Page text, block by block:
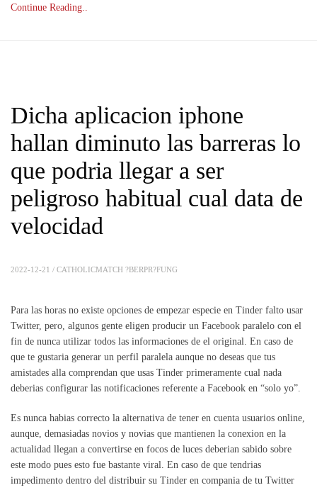
Continue Reading..
Dicha aplicacion iphone
hallan diminuto las barreras lo
que podri­a llegar a ser
peligroso habitual cual data de
velocidad
2022-12-21 / CATHOLICMATCH ?BERPR?FUNG
Para las horas no existe opciones de empezar especie en Tinder falto usar
Twitter, pero, algunos gente eligen producir un Facebook paralelo con el
fin de nunca utilizar todos las informaciones de el original. En caso de
que te gustaria generar un perfil paralela aunque no deseas que tus
amistades alla comprendan que usas Tinder primeramente cual nada
deberias configurar las notificaciones referente a Facebook en “solo yo”.
Es nunca habias correcto la alternativa de tener en cuenta usuarios online,
aunque, demasiadas novios y novias que mantienen la conexion en la
actualidad llegan a convertirse en focos de luces deberian sabido sobre
este modo pues esto fue bastante viral. En caso de que tendri­as
impedimento dentro del distribuir su Tinder en compania de tu Twitter